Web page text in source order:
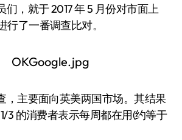
们，就于 2017 年 5 月份对市面上
行了一番调查比对。
，主要面向英美两国市场。其结果
3 的消费者表示每周都在用(约等于